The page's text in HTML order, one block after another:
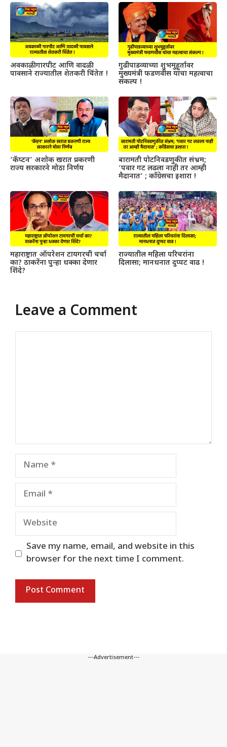
अवकाळी गारपीट आणि वादळी
पावसाने राज्यातील शेतकरी चिंतेत !
गुढीपाडव्याच्या शुभमुहूर्तावर
मुख्यमंत्री फडणवीस यांचा महत्वाचा
संकल्प !
‘कॅप्टन’ अशोक खरात प्रकरणी
राज्य सरकारने मोठा निर्णय
बारामती पोटनिवडणुकीत संभ्रम;
‘पवार गट लढला नाही तर आम्ही
मैदानात’ ; काँग्रेसचा इशारा !
महाराष्ट्रात ऑपरेशन टायगरची चर्चा
का? ठाकरेंना पुन्हा धक्का देणार
शिंदे?
राज्यातील महिला परिचरांना
दिलासा; मानधनात दुप्पट वाढ !
Leave a Comment
Name
Email
Website
Save my name, email, and website in this
browser for the next time I comment.
---Advertisement---